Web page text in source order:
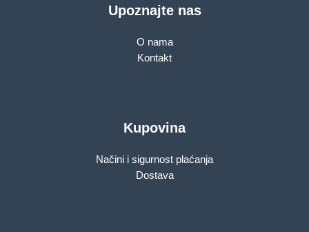
Upoznajte nas
O nama
Kontakt
Kupovina
Načini i sigurnost plaćanja
Dostava